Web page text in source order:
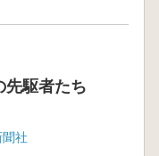
先駆者たち
社